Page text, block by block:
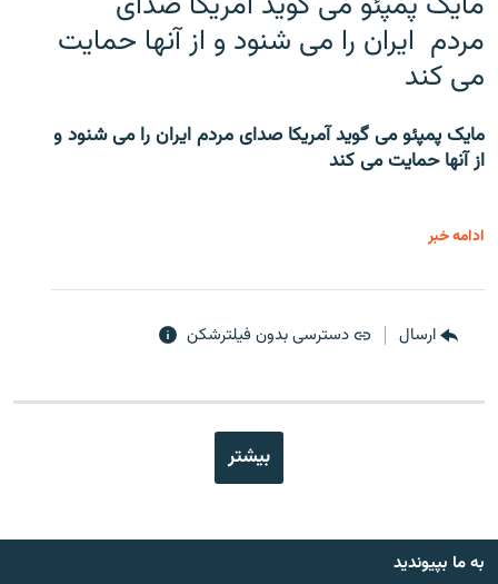
مردم ایران را می شنود و از آنها حمایت
می کند
مایک پمپئو می گوید آمریکا صدای مردم ایران را می شنود و
از آنها حمایت می کند
ادامه خبر
ارسال دسترسی بدون فیلترشکن
بیشتر
به ما بپیوندید